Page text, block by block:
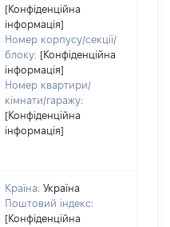
[Конфіденційна
інформація]
Номер корпусу/секції/
блоку: [Конфіденційна
інформація]
Номер квартири/
кімнати/гаражу:
[Конфіденційна
інформація]
Країна: Україна
Поштовий індекс:
[Конфіденційна